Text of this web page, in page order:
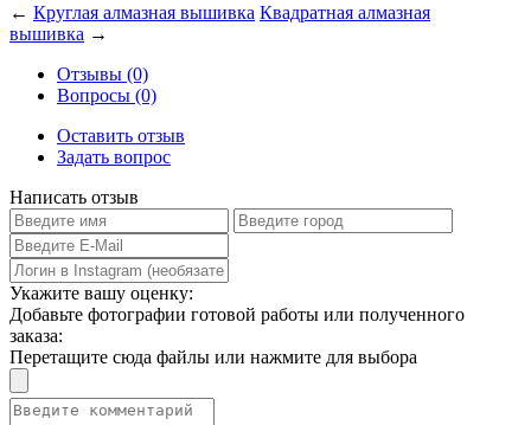
← Круглая алмазная вышивка Квадратная алмазная
вышивка →
Отзывы (0)
Вопросы (0)
Оставить отзыв
Задать вопрос
Написать отзыв
Укажите вашу оценку:
Добавьте фотографии готовой работы или полученного
заказа:
Перетащите сюда файлы или нажмите для выбора